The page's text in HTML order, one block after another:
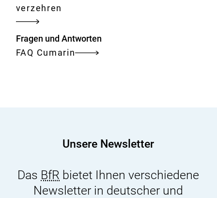
verzehren
Fragen und Antworten
FAQ Cumarin
Unsere Newsletter
Das BfR bietet Ihnen verschiedene
Newsletter in deutscher und